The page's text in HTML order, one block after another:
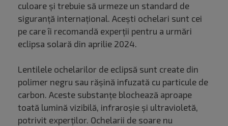
culoare și trebuie să urmeze un standard de
siguranță internațional. Acești ochelari sunt cei
pe care îi recomandă experții pentru a urmări
eclipsa solară din aprilie 2024.
Lentilele ochelarilor de eclipsă sunt create din
polimer negru sau rășină infuzată cu particule de
carbon. Aceste substanțe blochează aproape
toată lumină vizibilă, infraroșie și ultravioletă,
potrivit experților. Ochelarii de soare nu